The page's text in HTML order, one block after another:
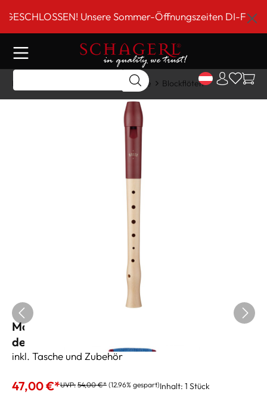
springenUnsere Sommer-Öffnungszeiten DI-FR 9
Home Holzblasinstrumente Blockflöten
Moeck Sopranblockflöte Flauto 1 Plus
deutsch 1020
inkl. Tasche und Zubehör
47,00 €*UVP: 54,00 €* (12.96% gespart)Inhalt: 1 Stück